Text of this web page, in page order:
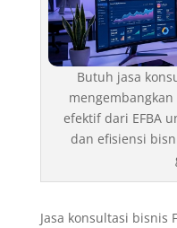
Butuh jasa
mengembangkan
efektif dari EFBA
dan efisiensi
Jasa konsultasi bisnis